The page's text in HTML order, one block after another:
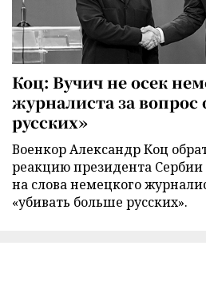
Коц: Вучич не осек
журналиста за вопрос
русских»
Военкор Александр Коц
реакцию президента
на слова немецкого
«убивать больше русских».